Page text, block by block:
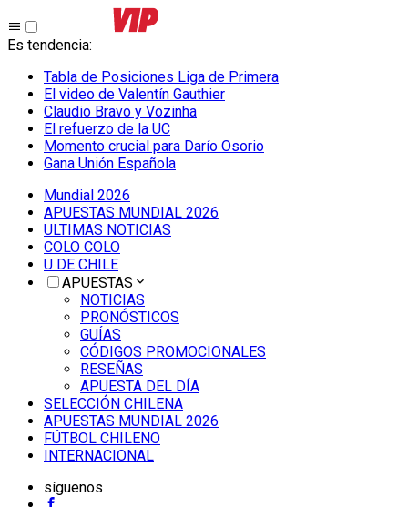
Es tendencia:
Tabla de Posiciones Liga de Primera
El video de Valentín Gauthier
Claudio Bravo y Vozinha
El refuerzo de la UC
Momento crucial para Darío Osorio
Gana Unión Española
Mundial 2026
APUESTAS MUNDIAL 2026
ULTIMAS NOTICIAS
COLO COLO
U DE CHILE
APUESTAS
NOTICIAS
PRONÓSTICOS
GUÍAS
CÓDIGOS PROMOCIONALES
RESEÑAS
APUESTA DEL DÍA
SELECCIÓN CHILENA
APUESTAS MUNDIAL 2026
FÚTBOL CHILENO
INTERNACIONAL
síguenos